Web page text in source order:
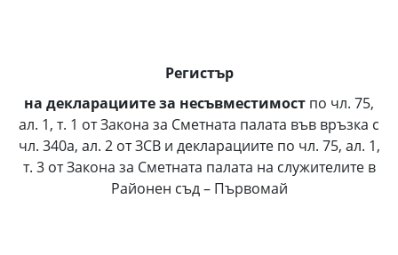
Регистър
на декларациите за несъвместимост по чл. 75,
ал. 1, т. 1 от Закона за Сметната палата във връзка с
чл. 340а, ал. 2 от ЗСВ и декларациите по чл. 75, ал. 1,
т. 3 от Закона за Сметната палата на служителите в
Районен съд – Първомай